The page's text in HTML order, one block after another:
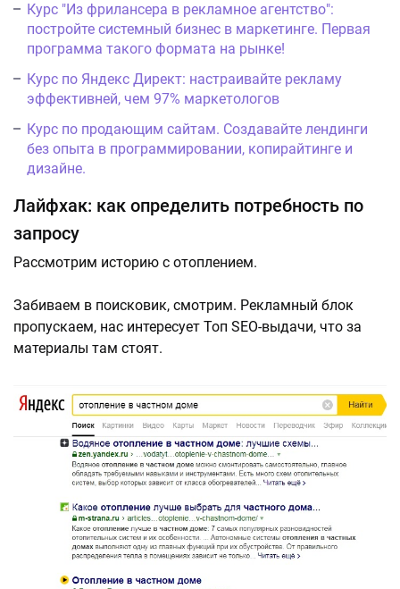
Курс "Из фрилансера в рекламное агентство":
постройте системный бизнес в маркетинге. Первая
программа такого формата на рынке!
Курс по Яндекс Директ: настраивайте рекламу
эффективней, чем 97% маркетологов
Курс по продающим сайтам. Создавайте лендинги
без опыта в программировании, копирайтинге и
дизайне.
Лайфхак: как определить потребность по
запросу
Рассмотрим историю с отоплением.
Забиваем в поисковик, смотрим. Рекламный блок
пропускаем, нас интересует Топ SEO-выдачи, что за
материалы там стоят.